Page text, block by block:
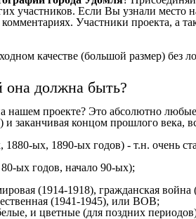
участников. Если Вы узнали место
Участники проекта, а
качестве (большой размер) без
она должна быть?
нашем проекте? Это абсолютно
заканчивая концом прошлого века,
ых, 1890-ых годов) - т.н. очень
ых годов, начало 90-ых);
(1914-1918), гражданская война
(1941-1945), или ВОВ;
и цветные (для поздних